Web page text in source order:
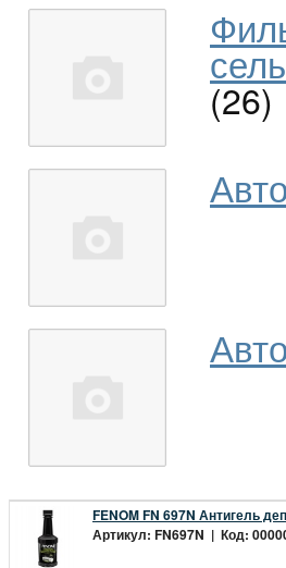
(26)
FENOM FN 697N Антигель
Артикул: FN697N | Код: